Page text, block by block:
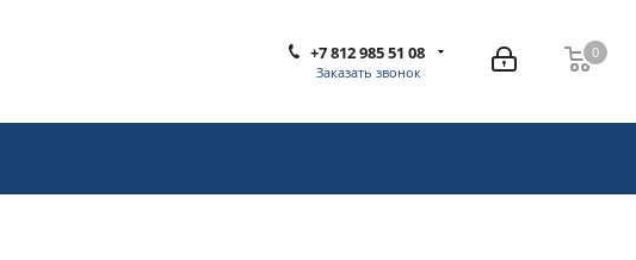
0
0
+7 812 985 51 08
Заказать звонок